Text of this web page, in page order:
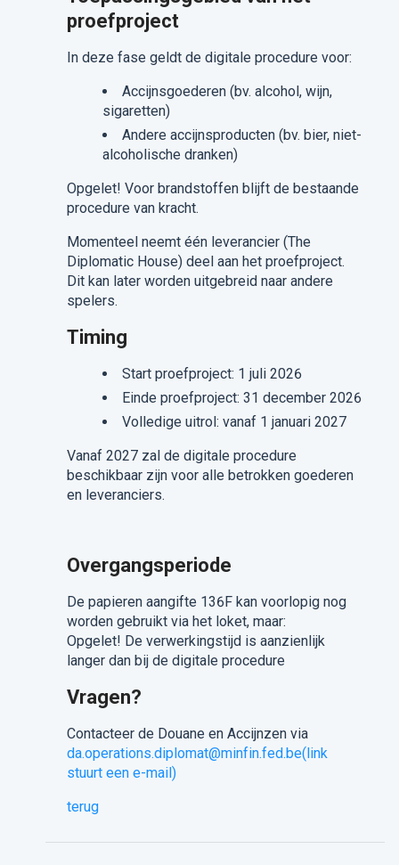
proefproject
In deze fase geldt de digitale procedure voor:
Accijnsgoederen (bv. alcohol, wijn,
sigaretten)
Andere accijnsproducten (bv. bier, niet-
alcoholische dranken)
Opgelet! Voor brandstoffen blijft de bestaande
procedure van kracht.
Momenteel neemt één leverancier (The
Diplomatic House) deel aan het proefproject.
Dit kan later worden uitgebreid naar andere
spelers.
Timing
Start proefproject: 1 juli 2026
Einde proefproject: 31 december 2026
Volledige uitrol: vanaf 1 januari 2027
Vanaf 2027 zal de digitale procedure
beschikbaar zijn voor alle betrokken goederen
en leveranciers.
Overgangsperiode
De papieren aangifte 136F kan voorlopig nog
worden gebruikt via het loket, maar:
Opgelet! De verwerkingstijd is aanzienlijk
langer dan bij de digitale procedure
Vragen?
Contacteer de Douane en Accijnzen via
da.operations.diplomat@minfin.fed.be(link
stuurt een e-mail)
terug